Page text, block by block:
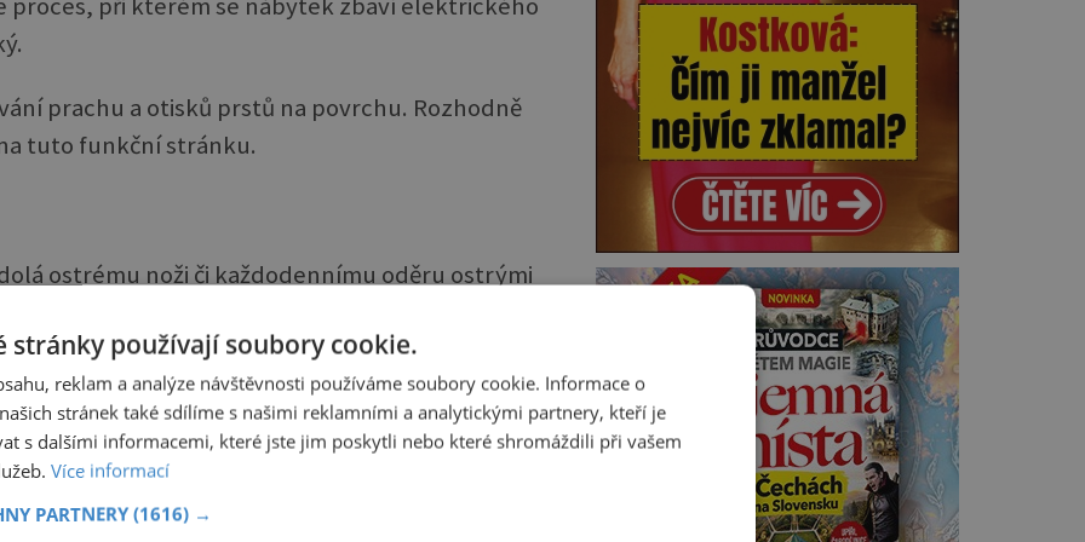
prachu a otisků prstů na povrchu. Rozhodně
tuto funkční stránku.
ostrému noži či každodennímu oděru ostrými
opravit. Můžeme vás ujistit, že jde. Zelenou
Lawrence uvádí kolekci PrimaLuna od
kompaktnější, smyslnější, ženštější. Redesignovaná
PrimaLuna vystihuje vše, čím je značka Longines dnes
stránky používají soubory cookie.
reklam a analýze návštěvnosti používáme soubory cookie. Informace o
stránek také sdílíme s našimi reklamními a analytickými partnery, kteří je
s dalšími informacemi, které jste jim poskytli nebo které shromáždili při vašem
Více informací
PARTNERY (1616) →